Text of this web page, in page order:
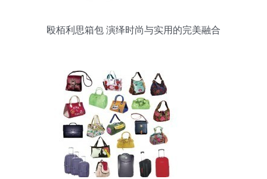
殴栢利思箱包 演绎时尚与实用的完美融合